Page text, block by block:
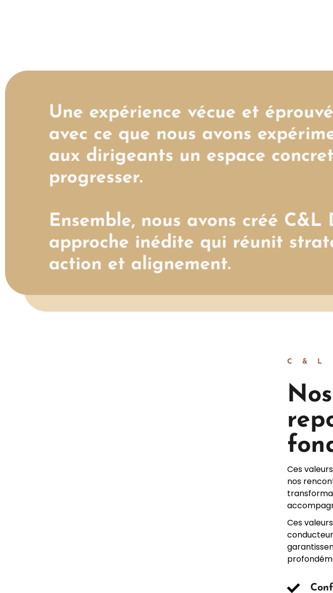
Une expérience vécue et
avec ce que nous avons
aux dirigeants un espace
progresser.
Ensemble, nous avons créé C&L
approche inédite qui réunit
action et alignement.
Ces
nos
Ces